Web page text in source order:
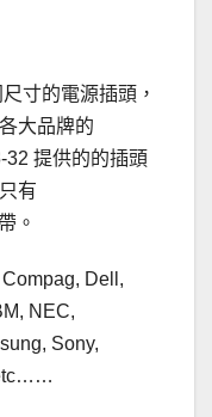
寸的電源插頭，
大品牌的
提供的的插頭
有
。
Dell,
NEC,
Sony,